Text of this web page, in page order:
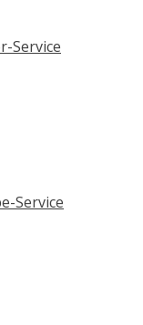
Service
Service